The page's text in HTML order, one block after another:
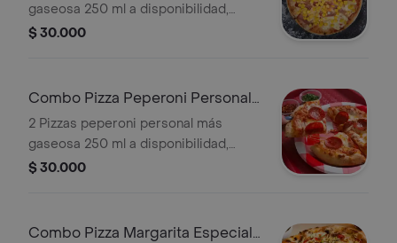
gaseosa 250 ml a disponibilidad,
masa y salsa napoles de la casa,
$ 30.000
Combo Pizza Peperoni Personal
X2
2 Pizzas peperoni personal más
gaseosa 250 ml a disponibilidad,
masa y salsa napoles de la casa,
$ 30.000
Combo Pizza Margarita Especial